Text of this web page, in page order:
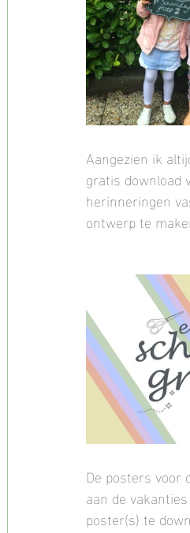
Aangezien ik
gratis download
herinneringen
ontwerp te
De posters voor
aan de
poster(s) te